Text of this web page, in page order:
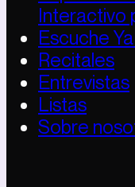
Interactivo
Escuche
Recitales
Entrevistas
Listas
Sobre